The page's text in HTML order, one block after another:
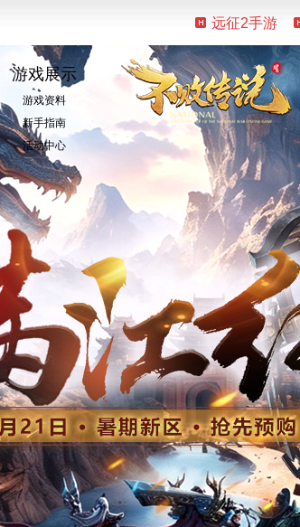
远征2手游
游戏展示
游戏资料
新手指南
活动中心